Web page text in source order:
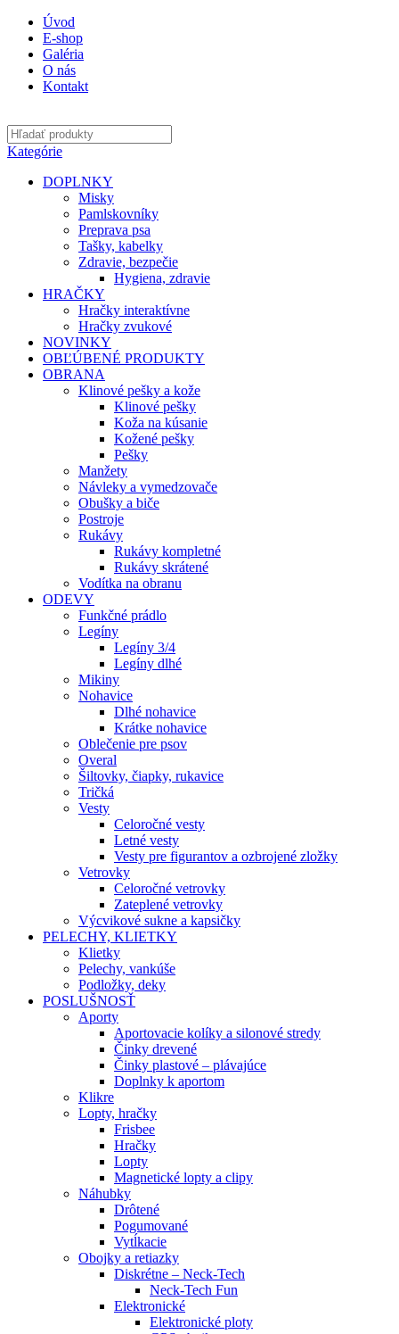
Úvod
E-shop
Galéria
O nás
Kontakt
Kategórie
DOPLNKY
Misky
Pamlskovníky
Preprava psa
Tašky, kabelky
Zdravie, bezpečie
Hygiena, zdravie
HRAČKY
Hračky interaktívne
Hračky zvukové
NOVINKY
OBĽÚBENÉ PRODUKTY
OBRANA
Klinové pešky a kože
Klinové pešky
Koža na kúsanie
Kožené pešky
Pešky
Manžety
Návleky a vymedzovače
Obušky a biče
Postroje
Rukávy
Rukávy kompletné
Rukávy skrátené
Vodítka na obranu
ODEVY
Funkčné prádlo
Legíny
Legíny 3/4
Legíny dlhé
Mikiny
Nohavice
Dlhé nohavice
Krátke nohavice
Oblečenie pre psov
Overal
Šiltovky, čiapky, rukavice
Tričká
Vesty
Celoročné vesty
Letné vesty
Vesty pre figurantov a ozbrojené zložky
Vetrovky
Celoročné vetrovky
Zateplené vetrovky
Výcvikové sukne a kapsičky
PELECHY, KLIETKY
Klietky
Pelechy, vankúše
Podložky, deky
POSLUŠNOSŤ
Aporty
Aportovacie kolíky a silonové stredy
Činky drevené
Činky plastové – plávajúce
Doplnky k aportom
Klikre
Lopty, hračky
Frisbee
Hračky
Lopty
Magnetické lopty a clipy
Náhubky
Drôtené
Pogumované
Vytĺkacie
Obojky a retiazky
Diskrétne – Neck-Tech
Neck-Tech Fun
Elektronické
Elektronické ploty